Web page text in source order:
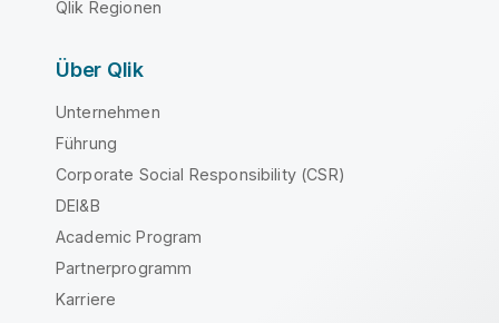
Qlik Regionen
Über Qlik
Unternehmen
Führung
Corporate Social Responsibility (CSR)
DEI&B
Academic Program
Partnerprogramm
Karriere